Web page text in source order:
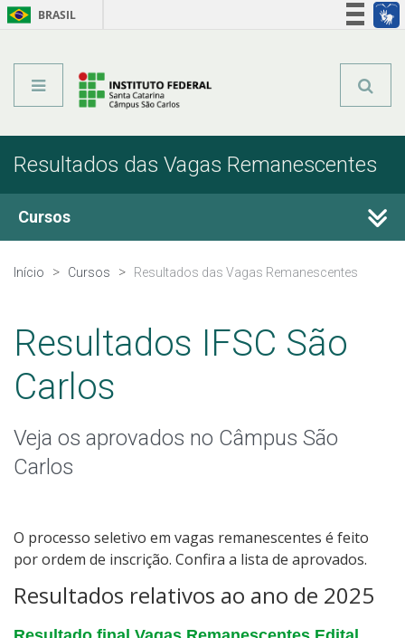
BRASIL
Resultados das Vagas Remanescentes
Cursos
Técnicos Integrados
Técnicos Subsequentes
Educação de Jovens e Adultos
Especialização
Educação a Distância
Início Cursos Resultados das Vagas Remanescentes
Resultados IFSC São
Carlos
Veja os aprovados no Câmpus São
Carlos
O processo seletivo em vagas remanescentes é feito
por ordem de inscrição. Confira a lista de aprovados.
Resultados relativos ao ano de 2025